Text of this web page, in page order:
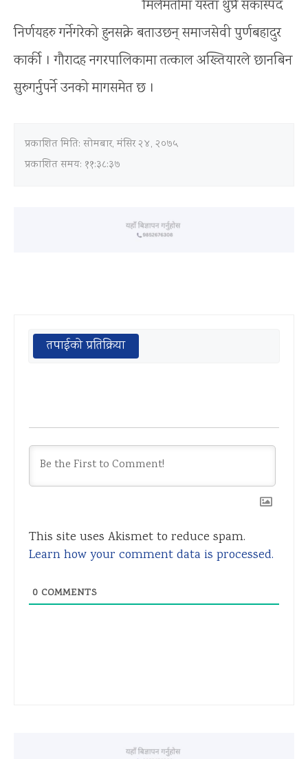
मिलेमतोमा यस्ता थुप्रै संकास्पद
निर्णयहरु गर्नेगरेको हुनसक्ने बताउछन् समाजसेवी पुर्णबहादुर
कार्की । गौरादह नगरपालिकामा तत्काल अख्तियारले छानबिन
सुरुगर्नुपर्ने उनको मागसमेत छ ।
प्रकाशित मिति: सोमबार, मंसिर २४, २०७५
प्रकाशित समय: ११:३८:३७
तपाईको प्रतिक्रिया
This site uses Akismet to reduce spam.
Learn how your comment data is processed.
0 COMMENTS